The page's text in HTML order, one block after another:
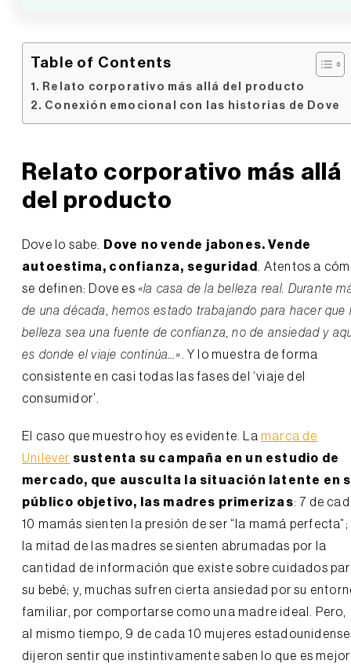
Table of Contents
Relato corporativo más allá del producto
Conexión emocional con las historias de Dove
Relato corporativo más allá
del producto
Dove lo sabe. Dove no vende jabones. Vende
autoestima, confianza, seguridad . Atentos a
se definen: Dove es «la casa de la belleza real. Durante
de una década, hemos estado trabajando para hacer que
belleza sea una fuente de confianza, no de ansiedad y
es donde el viaje continúa…». Y lo muestra de forma
consistente en casi todas las fases del ‘viaje del
consumidor’.
El caso que muestro hoy es evidente. Lamarca de
Unilever sustenta su campaña en un estudio de
mercado, que ausculta la situación latente en
público objetivo, las madres primerizas: 7 de
10 mamás sienten la presión de ser “la mamá perfecta”;
la mitad de las madres se sienten abrumadas por la
cantidad de información que existe sobre cuidados
su bebé; y, muchas sufren cierta ansiedad por su
familiar, por comportarse como una madre ideal. Pero,
al mismo tiempo, 9 de cada 10 mujeres
dijeron sentir que instintivamente saben lo que es mejor